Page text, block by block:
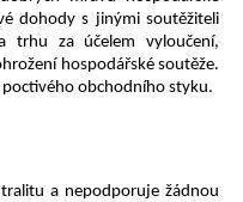
dohody s jinými soutěžiteli
trhu za účelem vyloučení,
hospodářské soutěže.
obchodního styku.
a nepodporuje žádnou